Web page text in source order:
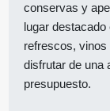
conservas y
lugar
refrescos,
disfrutar de una
presupuesto.